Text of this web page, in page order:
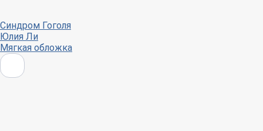
Синдром Гоголя
Юлия Ли
Мягкая обложка